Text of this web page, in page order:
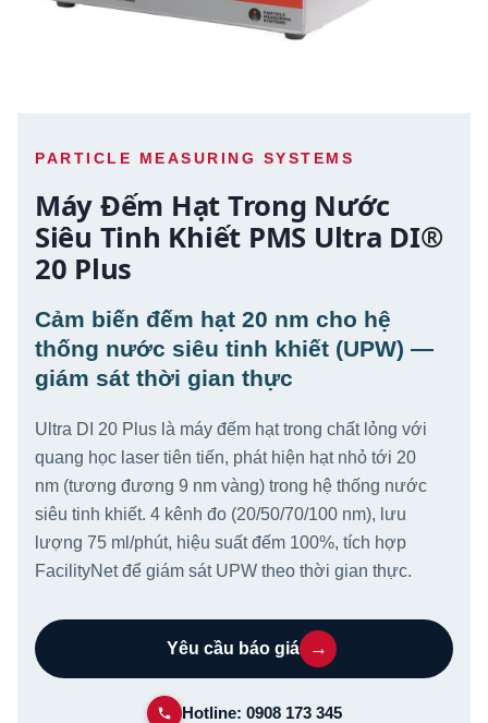
PARTICLE MEASURING SYSTEMS
Máy Đếm Hạt Trong Nước
Siêu Tinh Khiết PMS Ultra DI®
20 Plus
Cảm biến đếm hạt 20 nm cho hệ
thống nước siêu tinh khiết (UPW) —
giám sát thời gian thực
Ultra DI 20 Plus là máy đếm hạt trong chất lỏng với
quang học laser tiên tiến, phát hiện hạt nhỏ tới 20
nm (tương đương 9 nm vàng) trong hệ thống nước
siêu tinh khiết. 4 kênh đo (20/50/70/100 nm), lưu
lượng 75 ml/phút, hiệu suất đếm 100%, tích hợp
FacilityNet để giám sát UPW theo thời gian thực.
Yêu cầu báo giá →
Hotline: 0908 173 345